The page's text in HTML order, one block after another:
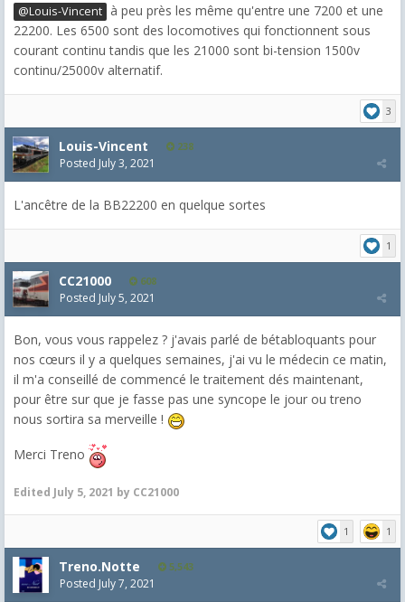
@Louis-Vincent à peu près les même qu'entre une 7200 et une
22200. Les 6500 sont des locomotives qui fonctionnent sous
courant continu tandis que les 21000 sont bi-tension 1500v
continu/25000v alternatif.
3
Louis-Vincent 238
Posted July 3, 2021
L'ancêtre de la BB22200 en quelque sortes
1
CC21000 608
Posted July 5, 2021
Bon, vous vous rappelez ? j'avais parlé de bétabloquants pour
nos cœurs il y a quelques semaines, j'ai vu le médecin ce matin,
il m'a conseillé de commencé le traitement dés maintenant,
pour être sur que je fasse pas une syncope le jour ou treno
nous sortira sa merveille !
Merci Treno
Edited July 5, 2021 by CC21000
1 1
Treno.Notte 5,543
Posted July 7, 2021